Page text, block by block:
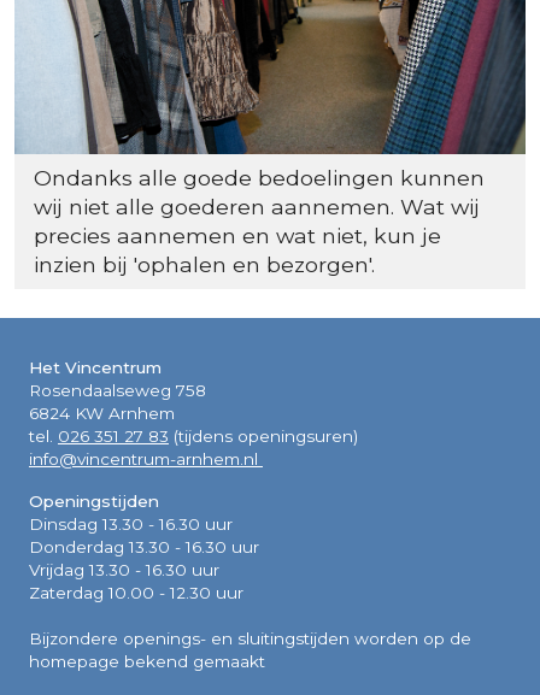
Ondanks alle goede bedoelingen kunnen
wij niet alle goederen aannemen. Wat wij
precies aannemen en wat niet, kun je
inzien bij 'ophalen en bezorgen'.
Het Vincentrum
Rosendaalseweg 758
6824 KW Arnhem
tel. 026 351 27 83 (tijdens openingsuren)
info@vincentrum-arnhem.nl
Openingstijden
Dinsdag 13.30 - 16.30 uur
Donderdag 13.30 - 16.30 uur
Vrijdag 13.30 - 16.30 uur
Zaterdag 10.00 - 12.30 uur
Bijzondere openings- en sluitingstijden worden op de
homepage bekend gemaakt